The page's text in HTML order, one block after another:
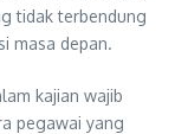
tidak terbendung
masa depan.
kajian wajib
pegawai yang